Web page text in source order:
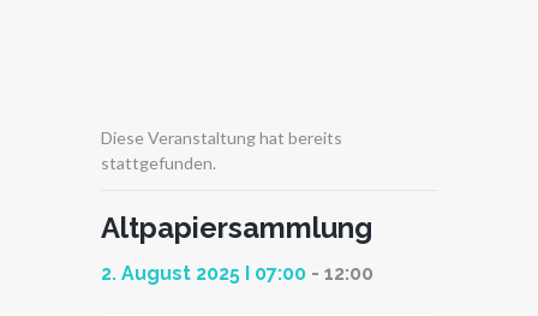
Diese Veranstaltung hat bereits
stattgefunden.
Altpapiersammlung
2. August 2025 I 07:00 - 12:00